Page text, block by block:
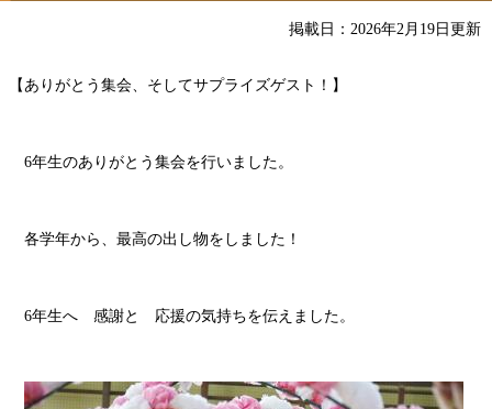
掲載日：2026年2月19日更新
【ありがとう集会、そしてサプライズゲスト！】
6年生のありがとう集会を行いました。
各学年から、最高の出し物をしました！
6年生へ 感謝と 応援の気持ちを伝えました。